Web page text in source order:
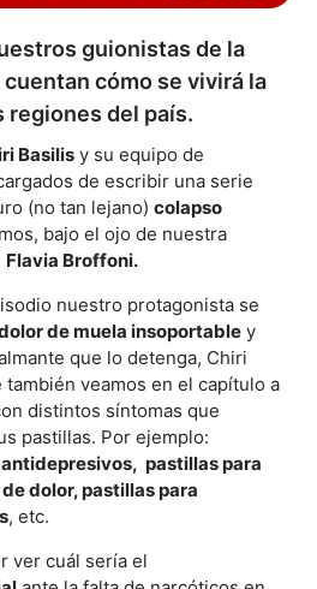
guionistas de la
cómo se vivirá la
del país.
Basilis y su equipo de
de escribir una serie
(no tan lejano) colapso
bajo el ojo de nuestra
Flavia Broffoni.
nuestro protagonista se
de muela insoportable y
que lo detenga, Chiri
veamos en el capítulo a
distintos síntomas que
pastillas. Por ejemplo:
pastillas para
dolor, pastillas para
, etc.
ver cuál sería el